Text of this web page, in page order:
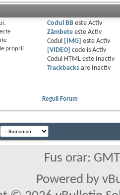
proprii
Codul BBeste Activ
Zâmbeteeste Activ
Codul
[IMG] este Activ
[VIDEO]
code is Activ
Codul HTML este
Inactiv
Trackbacksare
Inactiv
Reguli Forum
Fus orar:
Powered by